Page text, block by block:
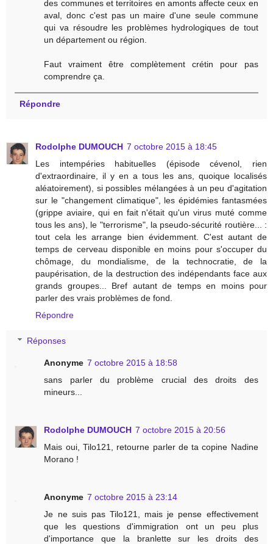
des communes et territoires en amonts affecte ceux en
aval, donc c'est pas un maire d'une seule commune
qui va résoudre les problèmes hydrologiques de tout
un département ou région.
Faut vraiment être complètement crétin pour pas
comprendre ça.
Répondre
Rodolphe DUMOUCH 7 octobre 2015 à 18:45
Les intempéries habituelles (épisode cévenol, rien
d'extraordinaire, il y en a tous les ans, quoique localisés
aléatoirement), si possibles mélangées à un peu d'agitation
sur le "changement climatique", les épidémies fantasmées
(grippe aviaire, qui en fait n'était qu'un virus muté comme
tous les ans), le "terrorisme", la pseudo-sécurité routière... :
tout cela les arrange bien évidemment. C'est autant de
temps de cerveau disponible en moins pour s'occuper du
chômage, du mondialisme, de la technocratie, de la
paupérisation, de la destruction des indépendants face aux
grands groupes... Bref autant de temps en moins pour
parler des vrais problèmes de fond.
Répondre
Réponses
Anonyme 7 octobre 2015 à 18:58
sans parler du problème crucial des droits des
mineurs...
Rodolphe DUMOUCH 7 octobre 2015 à 20:56
Mais oui, Tilo121, retourne parler de ta copine Nadine
Morano !
Anonyme 7 octobre 2015 à 23:14
Je ne suis pas Tilo121, mais je pense effectivement
que les questions d'immigration ont un peu plus
d'importance que la branlette sur les droits des